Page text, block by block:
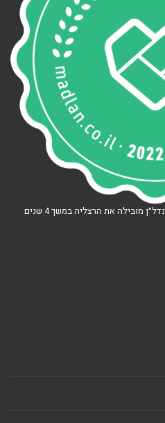
אתר מדלן קבע ומצא: OK תיווך ושיווק נדל״ן מובילה את הרצליה במשך 4 שנים